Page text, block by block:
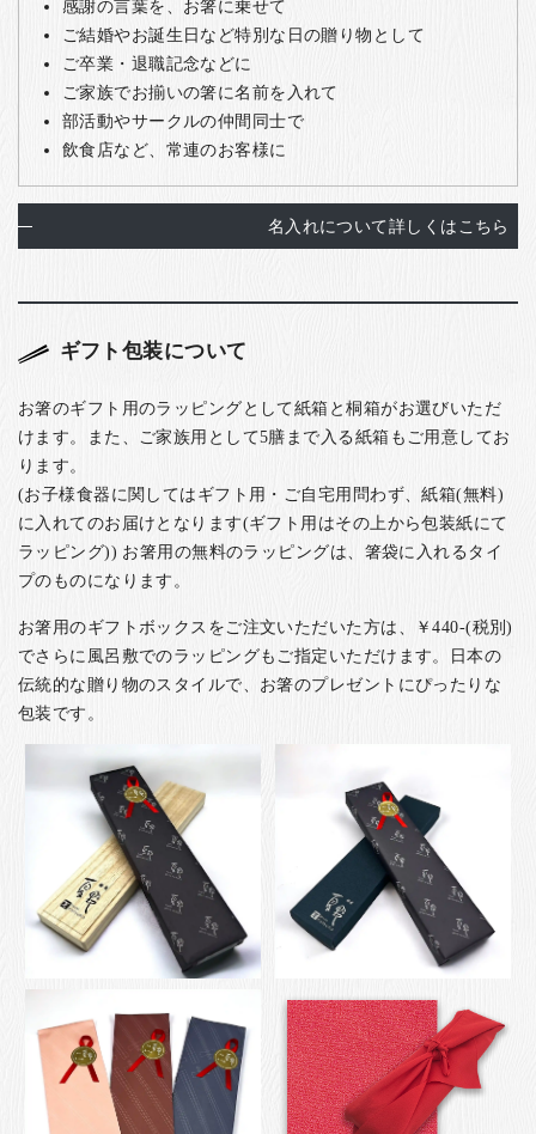
感謝の言葉を、お箸に乗せて
ご結婚やお誕生日など特別な日の贈り物として
ご卒業・退職記念などに
ご家族でお揃いの箸に名前を入れて
部活動やサークルの仲間同士で
飲食店など、常連のお客様に
名入れについて詳しくはこちら
ギフト包装について
お箸のギフト用のラッピングとして紙箱と桐箱がお選びいただ
けます。また、ご家族用として5膳まで入る紙箱もご用意してお
ります。
(お子様食器に関してはギフト用・ご自宅用問わず、紙箱(無料)
に入れてのお届けとなります(ギフト用はその上から包装紙にて
ラッピング)) お箸用の無料のラッピングは、箸袋に入れるタイ
プのものになります。
お箸用のギフトボックスをご注文いただいた方は、￥440-(税別)
でさらに風呂敷でのラッピングもご指定いただけます。日本の
伝統的な贈り物のスタイルで、お箸のプレゼントにぴったりな
包装です。